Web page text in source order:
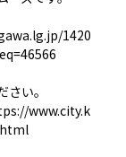
1420
い。
www.city.k